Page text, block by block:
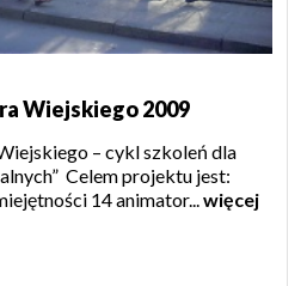
Wiejskiego 2009
– cykl szkoleń dla
Celem projektu jest:
14 animator... więcej